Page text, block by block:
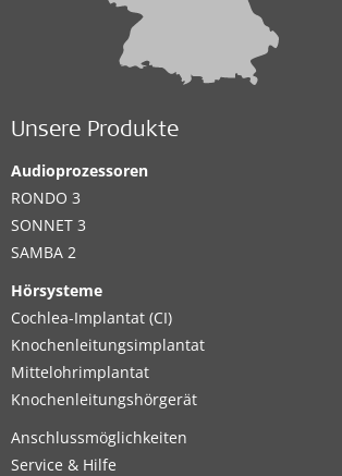
Unsere Produkte
Audioprozessoren
RONDO 3
SONNET 3
SAMBA 2
Hörsysteme
Cochlea-Implantat (CI)
Knochenleitungsimplantat
Mittelohrimplantat
Knochenleitungshörgerät
Anschlussmöglichkeiten
Service & Hilfe